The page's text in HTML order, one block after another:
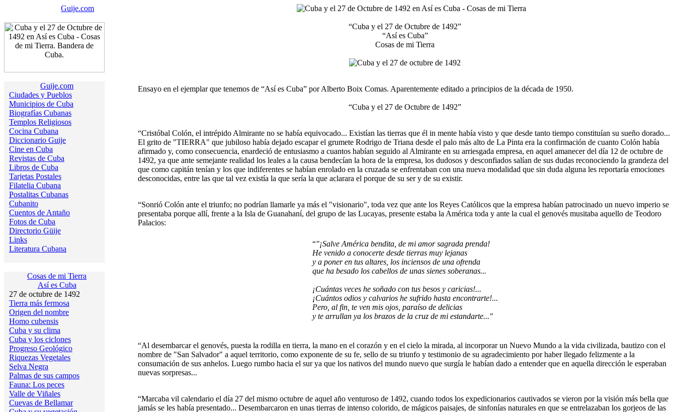
Guije.com
Guije.com
Ciudades y Pueblos
Municipios de Cuba
Biografías Cubanas
Templos Religiosos
Cocina Cubana
Diccionario Guije
Cine en Cuba
Revistas de Cuba
Libros de Cuba
Tarjetas Postales
Filatelia Cubana
Postalitas Cubanas
Cubanito
Cuentos de Antaño
Fotos de Cuba
Directorio Güije
Links
Literatura Cubana
Cosas de mi Tierra
Así es Cuba
27 de octubre de 1492
Tierra más fermosa
Origen del nombre
Homo cubensis
Cuba y su clima
Cuba y los ciclones
Progreso Geológico
Riquezas Vegetales
Selva Negra
Palmas de sus campos
Fauna: Los peces
Valle de Viñales
Cuevas de Bellamar
“Cuba y el 27 de Octubre de 1492”
“Así es Cuba”
Cosas de mi Tierra
Ensayo en el ejemplar que tenemos de “Así es Cuba” por Alberto Boix Comas. Aparentemente editado a principios de la década de 1950.
“Cuba y el 27 de Octubre de 1492”
“Cristóbal Colón, el intrépido Almirante no se había equivocado... Existían las tierras que él in mente había visto y que desde tanto tiempo constituían su sueño dorado...
El grito de "TIERRA" que jubiloso había dejado escapar el grumete Rodrigo de Triana desde el palo más alto de La Pinta era la confirmación de cuanto Colón había
afirmado y, como consecuencia, enardeció de entusiasmo a cuantos habían seguido al Almirante en su arriesgada empresa, en aquel amanecer del día 12 de octubre de
1492, ya que ante semejante realidad los leales a la causa bendecían la hora de la empresa, los dudosos y desconfiados salían de sus dudas reconociendo la grandeza del
que como capitán tenían y los que indiferentes se habían enrolado en la cruzada se enfrentaban con una nueva modalidad que sin duda alguna les reportaría emociones
desconocidas, entre las que tal vez existía la que sería la que aclarara el porque de su ser y de su existir.
“Sonrió Colón ante el triunfo; no podrían llamarle ya más el "visionario", toda vez que ante los Reyes Católicos que la empresa habían patrocinado un nuevo imperio se
presentaba porque allí, frente a la Isla de Guanahaní, del grupo de las Lucayas, presente estaba la América toda y ante la cual el genovés musitaba aquello de Teodoro
Palacios:
“"¡Salve América bendita, de mi amor sagrada prenda!
He venido a conocerte desde tierras muy lejanas
y a poner en tus altares, los inciensos de una ofrenda
que ha besado los cabellos de unas sienes soberanas...
¡Cuántas veces he soñado con tus besos y caricias!...
¡Cuántos odios y calvarios he sufrido hasta encontrarte!...
Pero, al fin, te ven mis ojos, paraíso de delicias
y te arrullan ya los brazos de la cruz de mi estandarte..."
“Al desembarcar el genovés, puesta la rodilla en tierra, la mano en el corazón y en el cielo la mirada, al incorporar un Nuevo Mundo a la vida civilizada, bautizo con el
nombre de "San Salvador" a aquel territorio, como exponente de su fe, sello de su triunfo y testimonio de su agradecimiento por haber llegado felizmente a la
consumación de sus anhelos. Luego rumbo hacia el sur ya que los nativos del mundo nuevo que surgía le habían dado a entender que en aquella dirección le esperaban
nuevas sorpresas...
“Marcaba vil calendario el día 27 del mismo octubre de aquel año venturoso de 1492, cuando todos los expedicionarios cautivados se vieron por la visión más bella que
jamás se les había presentado... Desembarcaron en unas tierras de intenso colorido, de mágicos paisajes, de sinfonías naturales en que se entrelazaban los gorjeos de las